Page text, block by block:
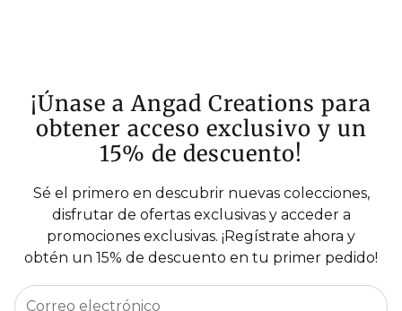
¡Únase a Angad Creations para
obtener acceso exclusivo y un
15% de descuento!
Sé el primero en descubrir nuevas colecciones,
disfrutar de ofertas exclusivas y acceder a
promociones exclusivas. ¡Regístrate ahora y
obtén un 15% de descuento en tu primer pedido!